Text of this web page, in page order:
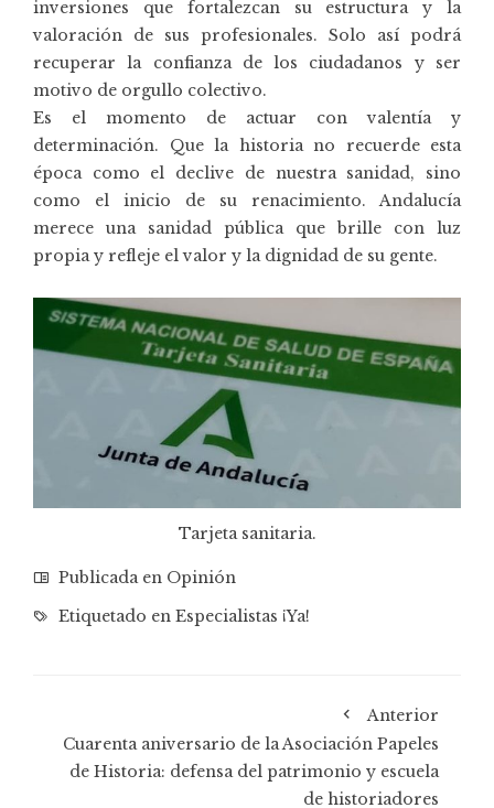
inversiones que fortalezcan su estructura y la
valoración de sus profesionales. Solo así podrá
recuperar la confianza de los ciudadanos y ser
motivo de orgullo colectivo.
Es el momento de actuar con valentía y
determinación. Que la historia no recuerde esta
época como el declive de nuestra sanidad, sino
como el inicio de su renacimiento. Andalucía
merece una sanidad pública que brille con luz
propia y refleje el valor y la dignidad de su gente.
Tarjeta sanitaria.
Publicada en Opinión
Etiquetado en Especialistas ¡Ya!
Anterior
Cuarenta aniversario de la Asociación Papeles
de Historia: defensa del patrimonio y escuela
de historiadores